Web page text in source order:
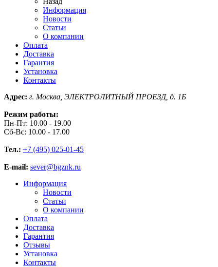
Информация
Новости
Статьи
О компании
Оплата
Доставка
Гарантия
Установка
Контакты
Адрес: г. Москва, ЭЛЕКТРОЛИТНЫЙ ПРОЕЗД, д. 1Б
Режим работы:
Пн-Пт: 10.00 - 19.00
Сб-Вс: 10.00 - 17.00
Тел.: +7 (495) 025-01-45
E-mail: sever@bgznk.ru
Информация
Новости
Статьи
О компании
Оплата
Доставка
Гарантия
Отзывы
Установка
Контакты